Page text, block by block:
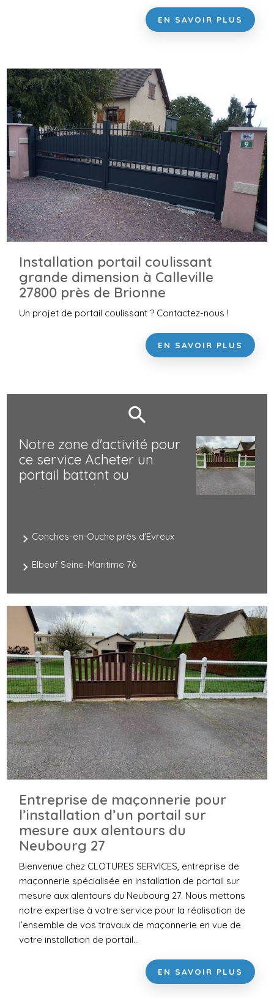
EN SAVOIR PLUS
Installation portail coulissant
grande dimension à Calleville
27800 près de Brionne
Un projet de portail coulissant ? Contactez-nous !
EN SAVOIR PLUS
Notre zone d'activité pour
ce service Acheter un
portail battant ou
coulissant électrique avec
Conches-en-Ouche près d'Évreux
Elbeuf Seine-Maritime 76
Entreprise de maçonnerie pour
l’installation d’un portail sur
mesure aux alentours du
Neubourg 27
Bienvenue chez CLOTURES SERVICES, entreprise de
maçonnerie spécialisée en installation de portail sur
mesure aux alentours du Neubourg 27. Nous mettons
notre expertise à votre service pour la réalisation de
l’ensemble de vos travaux de maçonnerie en vue de
votre installation de portail...
EN SAVOIR PLUS